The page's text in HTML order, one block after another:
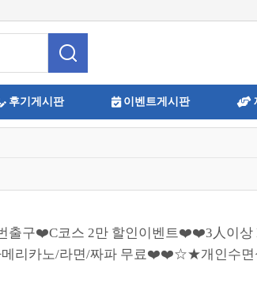
후기게시판 이벤트게시판
구❤️C코스 2만 할인이벤트❤️❤️3人이상
리카노/라면/짜파 무료❤️❤️☆★개인수